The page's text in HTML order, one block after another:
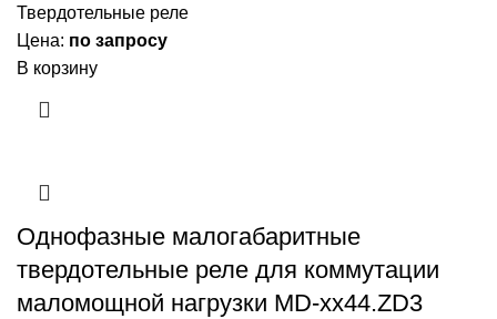
Твердотельные реле
Цена: по запросу
В корзину
Однофазные малогабаритные
твердотельные реле для коммутации
маломощной нагрузки MD-xx44.ZD3